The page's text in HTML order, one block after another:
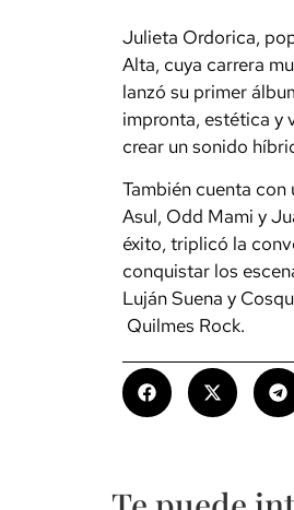
Julieta Ordorica,
Alta, cuya carrera
lanzó su primer
impronta, estética y
crear un sonido
También cuenta
Asul, Odd Mami y
éxito, triplicó la
conquistar los
Luján Suena y
Quilmes Rock.